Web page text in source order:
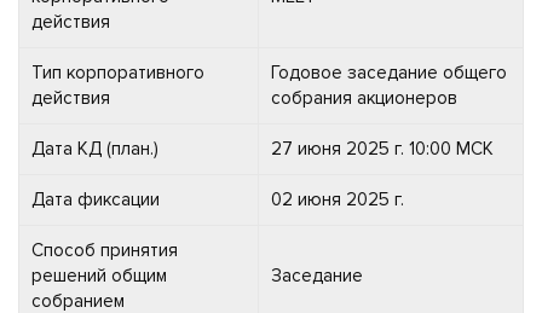
действия
Тип корпоративного
действия
Годовое заседание общего
собрания акционеров
Дата КД (план.) 27 июня 2025 г. 10:00 МСК
Дата фиксации 02 июня 2025 г.
Способ принятия
решений общим
собранием
Заседание